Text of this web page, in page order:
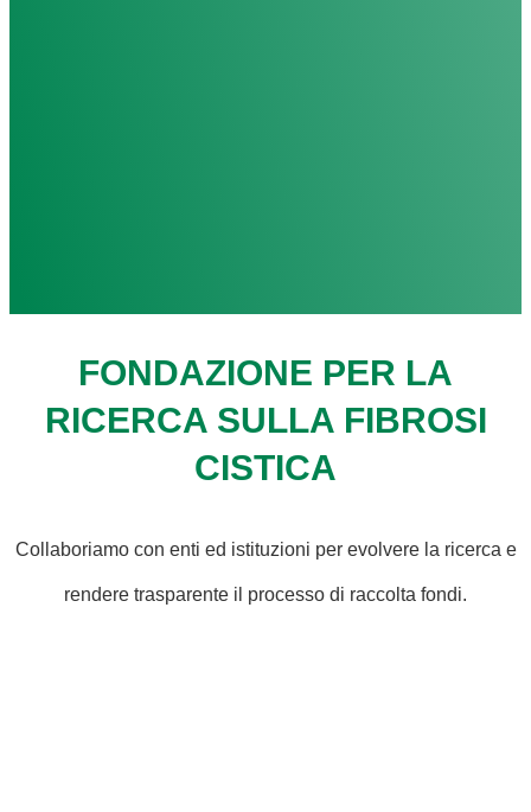
FONDAZIONE PER LA
RICERCA SULLA FIBROSI
CISTICA
Collaboriamo con enti ed istituzioni per evolvere la ricerca e
rendere trasparente il processo di raccolta fondi.